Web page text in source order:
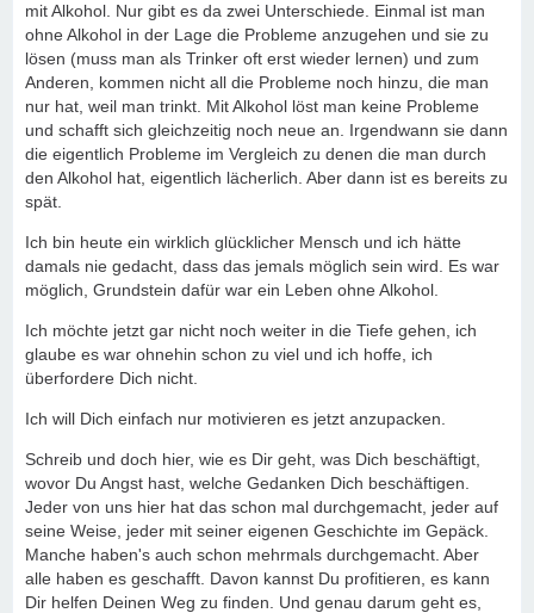
mit Alkohol. Nur gibt es da zwei Unterschiede. Einmal ist man
ohne Alkohol in der Lage die Probleme anzugehen und sie zu
lösen (muss man als Trinker oft erst wieder lernen) und zum
Anderen, kommen nicht all die Probleme noch hinzu, die man
nur hat, weil man trinkt. Mit Alkohol löst man keine Probleme
und schafft sich gleichzeitig noch neue an. Irgendwann sie dann
die eigentlich Probleme im Vergleich zu denen die man durch
den Alkohol hat, eigentlich lächerlich. Aber dann ist es bereits zu
spät.
Ich bin heute ein wirklich glücklicher Mensch und ich hätte
damals nie gedacht, dass das jemals möglich sein wird. Es war
möglich, Grundstein dafür war ein Leben ohne Alkohol.
Ich möchte jetzt gar nicht noch weiter in die Tiefe gehen, ich
glaube es war ohnehin schon zu viel und ich hoffe, ich
überfordere Dich nicht.
Ich will Dich einfach nur motivieren es jetzt anzupacken.
Schreib und doch hier, wie es Dir geht, was Dich beschäftigt,
wovor Du Angst hast, welche Gedanken Dich beschäftigen.
Jeder von uns hier hat das schon mal durchgemacht, jeder auf
seine Weise, jeder mit seiner eigenen Geschichte im Gepäck.
Manche haben's auch schon mehrmals durchgemacht. Aber
alle haben es geschafft. Davon kannst Du profitieren, es kann
Dir helfen Deinen Weg zu finden. Und genau darum geht es,